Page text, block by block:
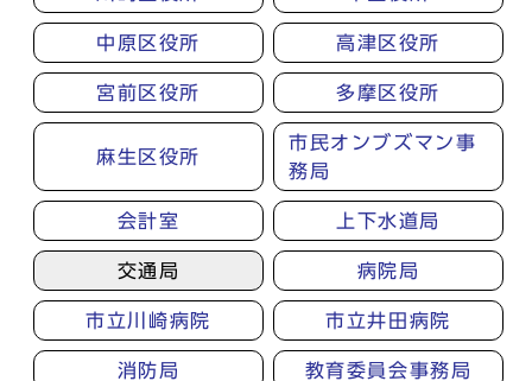
中原区役所 高津区役所
宮前区役所 多摩区役所
麻生区役所
市民オンブズマン事
務局
会計室 上下水道局
交通局 病院局
市立川崎病院 市立井田病院
消防局 教育委員会事務局